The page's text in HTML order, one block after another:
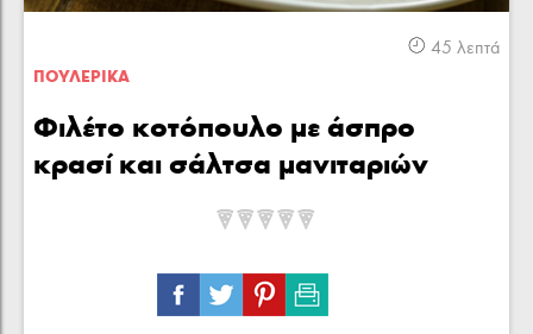
45 λεπτά
ΠΟΥΛΕΡΙΚA
Φιλέτο κοτόπουλο με άσπρο
κρασί και σάλτσα μανιταριών